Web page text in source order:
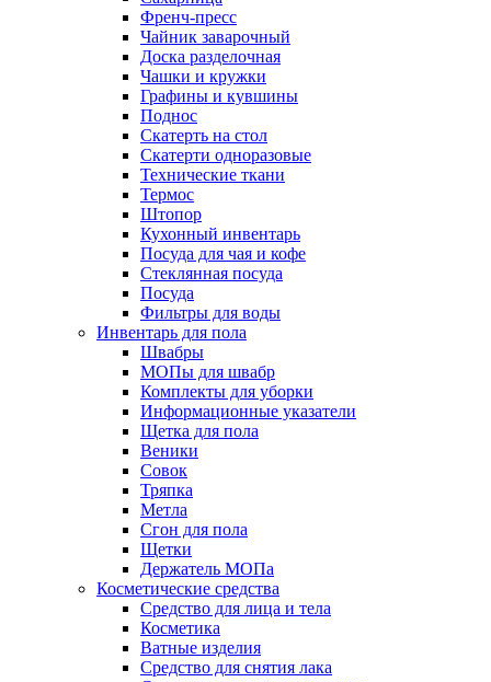
Френч-пресс
Чайник заварочный
Доска разделочная
Чашки и кружки
Графины и кувшины
Поднос
Скатерть на стол
Скатерти одноразовые
Технические ткани
Термос
Штопор
Кухонный инвентарь
Посуда для чая и кофе
Стеклянная посуда
Посуда
Фильтры для воды
Инвентарь для пола
Швабры
МОПы для швабр
Комплекты для уборки
Информационные указатели
Щетка для пола
Веники
Совок
Тряпка
Метла
Сгон для пола
Щетки
Держатель МОПа
Косметические средства
Средство для лица и тела
Косметика
Ватные изделия
Средство для снятия лака